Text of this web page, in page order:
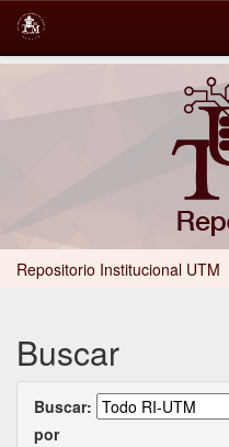
Repositorio Institucional UTM
Buscar
Buscar:
por